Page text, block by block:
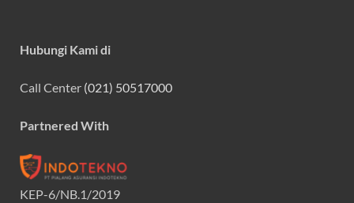
Hubungi Kami di
Call Center (021) 50517000
Partnered With
KEP-6/NB.1/2019